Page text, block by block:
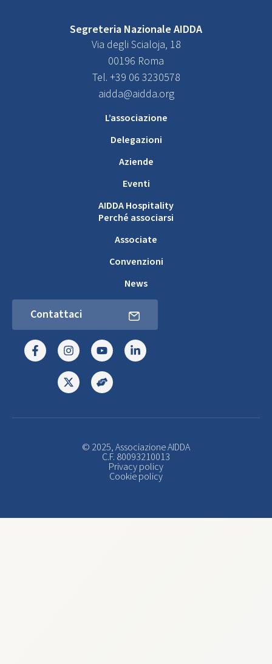
Segreteria Nazionale AIDDA
Via degli Scialoja, 18
00196 Roma
Tel. +39 06 3230578
aidda@aidda.org
L’associazione
Delegazioni
Aziende
Eventi
AIDDA Hospitality
Perché associarsi
Associate
Convenzioni
News
Contattaci
© 2025, Associazione AIDDA
C.F. 80093210013
Privacy policy
Cookie policy